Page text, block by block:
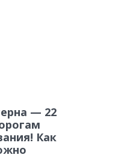
— 22
Как